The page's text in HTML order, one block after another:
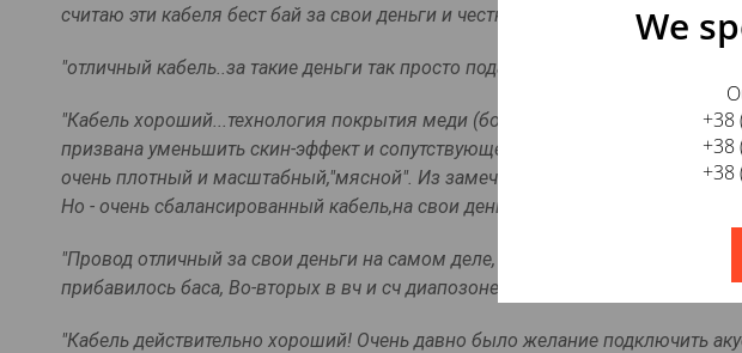
считаю эти кабеля бест бай за свои деньги и честно говоря результат даже
"отличный кабель..за такие деньги так просто подарок. Был у меня какое-
"Кабель хороший...технология покрытия меди (более проводящего
призвана уменьшить скин-эффект и сопутствующее ему даже не
очень плотный и масштабный,"мясной". Из замечаний-это не хай энд и не
Но - очень сбалансированный кабель,на свои деньги-просто супер"
"Провод отличный за свои деньги на самом деле, получил свои 5 метров и
прибавилось баса, Во-вторых в вч и сч диапозоне звук стал более ровным
"Кабель действительно хороший! Очень давно было желание подключить
We
+38
+38
+38
!